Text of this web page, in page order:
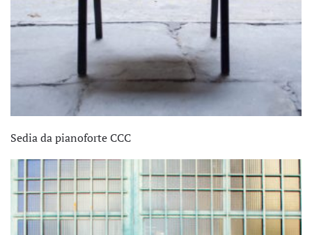
Sedia da pianoforte CCC